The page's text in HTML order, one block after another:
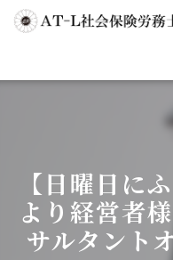
【日曜日に
より経営者
サルタント